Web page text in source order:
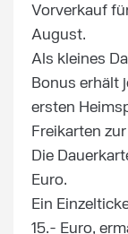
Vorverkauf
August.
Als kleines
Bonus erhält
ersten
Freikarten
Die
Euro.
Ein
15.- Euro,